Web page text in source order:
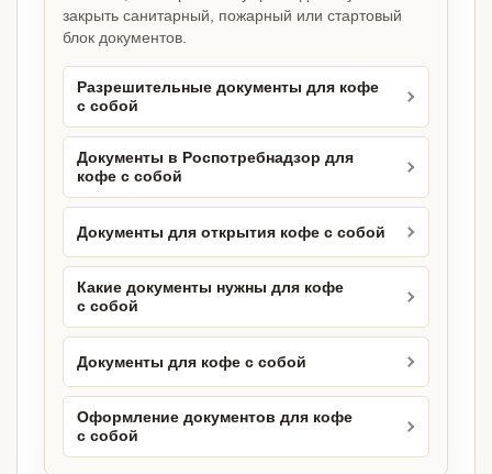
закрыть санитарный, пожарный или стартовый
блок документов.
Разрешительные документы для кофе
с собой
Документы в Роспотребнадзор для
кофе с собой
Документы для открытия кофе с собой
Какие документы нужны для кофе
с собой
Документы для кофе с собой
Оформление документов для кофе
с собой